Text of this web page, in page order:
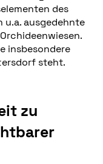
des
u.a. ausgedehnte
insbesondere
steht.
zu